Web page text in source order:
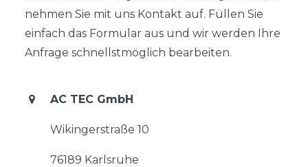
nehmen Sie mit uns Kontakt auf. Füllen Sie
einfach das Formular aus und wir werden Ihre
Anfrage schnellstmöglich bearbeiten.
AC TEC GmbH
Wikingerstraße 10
76189 Karlsruhe